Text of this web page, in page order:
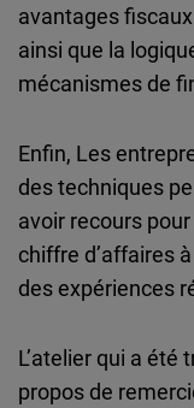
avantages
ainsi que la
mécanismes de
Enfin, Les
des techniques
avoir recours
chiffre d’affaires
des expériences
L’atelier qui a été
propos de